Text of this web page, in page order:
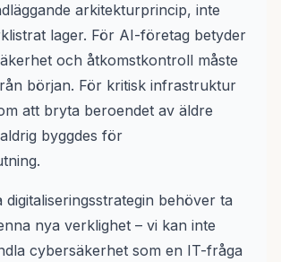
arkitekturprincip, inte
lager. För AI-företag betyder
och åtkomstkontroll måste
början. För kritisk infrastruktur
att bryta beroendet av äldre
byggdes för
digitaliseringsstrategin behöver ta
nya verklighet – vi kan inte
cybersäkerhet som en IT-fråga